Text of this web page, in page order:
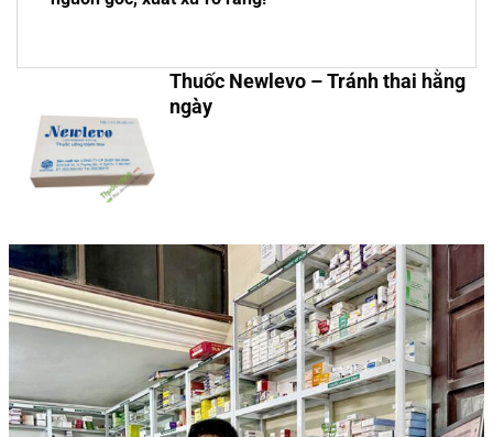
Thuốc Newlevo – Tránh thai hằng
ngày